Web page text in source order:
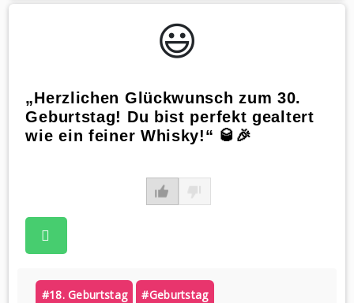
😃️
„Herzlichen Glückwunsch zum 30.
Geburtstag! Du bist perfekt gealtert
wie ein feiner Whisky!“ 🥃🎉
#18. Geburtstag #geburtstag